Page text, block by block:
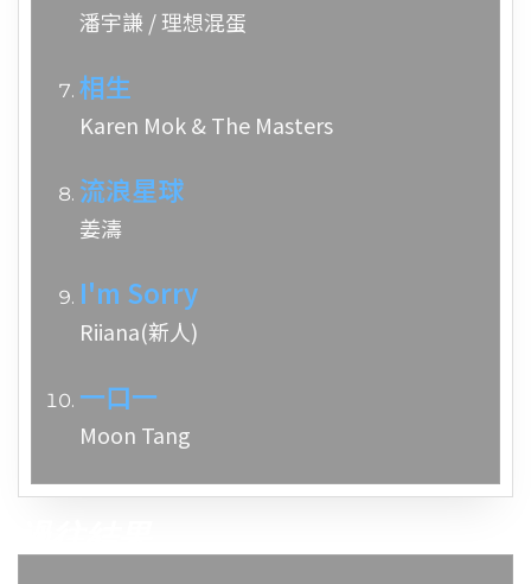
潘宇謙 / 理想混蛋
相生
Karen Mok & The Masters
流浪星球
姜濤
I'm Sorry
Riiana(新人)
一口一
Moon Tang